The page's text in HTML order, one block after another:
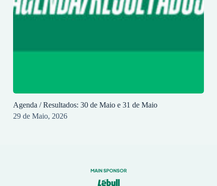
Agenda / Resultados: 30 de Maio e 31 de Maio
29 de Maio, 2026